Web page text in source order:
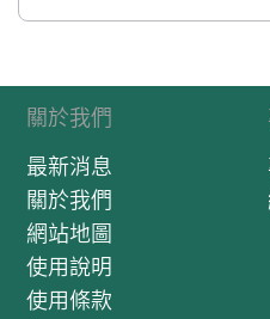
關於我們
最新消息
關於我們
網站地圖
使用說明
使用條款